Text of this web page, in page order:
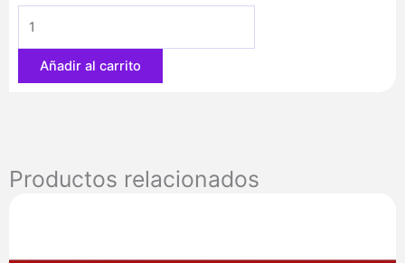
´Glorious
10
Seeds
cantidad
Añadir al carrito
Productos relacionados